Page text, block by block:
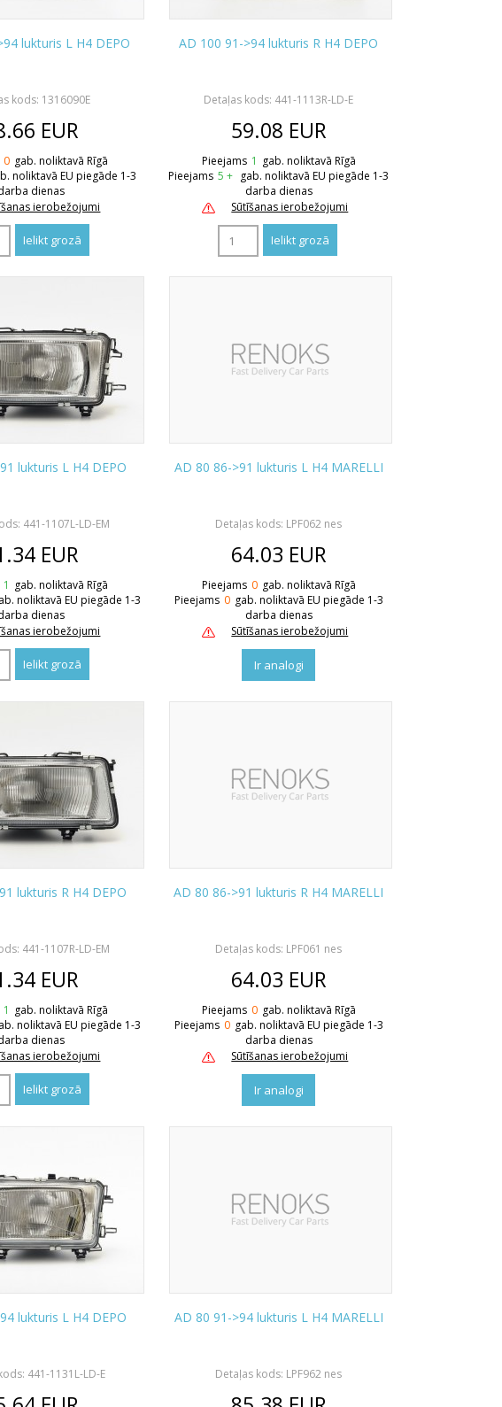
lukturis L H4 DEPO
kods: 1316090E
EUR
0 gab. noliktavā Rīgā
noliktavā EU piegāde 1-3
dienas
ierobežojumi
AD 100 91->94 lukturis R H4 DEPO
Detaļas kods: 441-1113R-LD-E
59.08 EUR
Pieejams 1 gab. noliktavā Rīgā
Pieejams 5 + gab. noliktavā EU piegāde 1-3
darba dienas
Sūtīšanas ierobežojumi
lukturis L H4 DEPO
441-1107L-LD-EM
EUR
1 gab. noliktavā Rīgā
noliktavā EU piegāde 1-3
dienas
ierobežojumi
AD 80 86->91 lukturis L H4 MARELLI
Detaļas kods: LPF062 nes
64.03 EUR
Pieejams 0 gab. noliktavā Rīgā
Pieejams 0 gab. noliktavā EU piegāde 1-3
darba dienas
Sūtīšanas ierobežojumi
Ir analogi
lukturis R H4 DEPO
441-1107R-LD-EM
EUR
1 gab. noliktavā Rīgā
noliktavā EU piegāde 1-3
dienas
ierobežojumi
AD 80 86->91 lukturis R H4 MARELLI
Detaļas kods: LPF061 nes
64.03 EUR
Pieejams 0 gab. noliktavā Rīgā
Pieejams 0 gab. noliktavā EU piegāde 1-3
darba dienas
Sūtīšanas ierobežojumi
Ir analogi
lukturis L H4 DEPO
441-1131L-LD-E
AD 80 91->94 lukturis L H4 MARELLI
Detaļas kods: LPF962 nes